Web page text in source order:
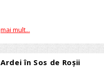
mai mult...
Ardei în Sos de Roşii